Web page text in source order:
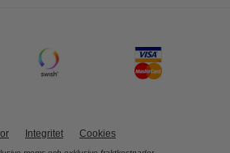
Integritet Cookies